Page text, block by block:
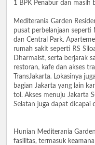
1 BPK Penabur dan masih
Mediterania Garden
pusat perbelanjaan seperti
dan Central Park.
rumah sakit seperti RS
Dharmaist, serta berjarak
restoran, kafe dan akses
TransJakarta. Lokasinya
bagian Jakarta yang lain
tol. Akses menuju Jakarta
Selatan juga dapat dicapai
Hunian Mediterania
fasilitas, termasuk